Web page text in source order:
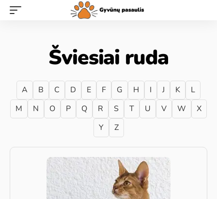
Šviesiai ruda
A B C D E F G H I J K
L
M
N O P Q R S T U V W
X
Y
Z